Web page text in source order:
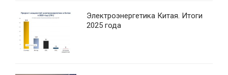
Электроэнергетика Китая. Итоги
2025 года